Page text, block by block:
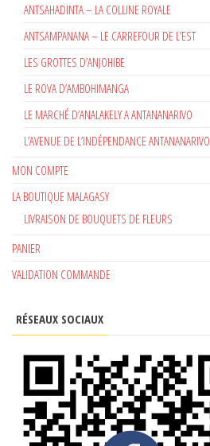
ANTSAHADINTA – LA COLLINE ROYALE
ANTSAMPANANA – LE CARREFOUR DE L’EST
LES GROTTES D’ANJOHIBE
LE ROVA D’AMBOHIMANGA
LE MARCHÉ D’ANALAKELY A ANTANANARIVO
L’AVENUE DE L’INDÉPENDANCE ANTANANARIVO
MON COMPTE
LA BOUTIQUE MALAGASY
LIVRAISON DE BOUQUETS DE FLEURS
PANIER
VALIDATION COMMANDE
RÉSEAUX SOCIAUX